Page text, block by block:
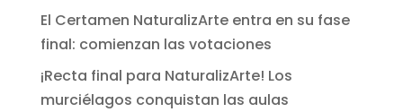
El Certamen NaturalizArte entra en su fase
final: comienzan las votaciones
¡Recta final para NaturalizArte! Los
murciélagos conquistan las aulas